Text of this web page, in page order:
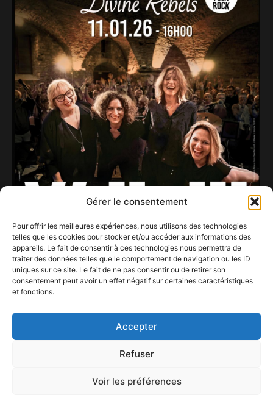
Gérer le consentement
Pour offrir les meilleures expériences, nous utilisons des technologies
telles que les cookies pour stocker et/ou accéder aux informations des
appareils. Le fait de consentir à ces technologies nous permettra de
traiter des données telles que le comportement de navigation ou les ID
uniques sur ce site. Le fait de ne pas consentir ou de retirer son
consentement peut avoir un effet négatif sur certaines caractéristiques
et fonctions.
Accepter
Refuser
Voir les préférences
Concert de ‘BJ Scott and The Divine Rebels’ au
W:halll le Dimanche 11 janvier 2026 à 16.00 h
8 décembre 2025